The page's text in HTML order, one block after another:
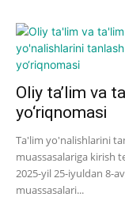
Oliy ta’lim va
yo‘riqnomasi
Ta'lim yo'nalishlarini
muassasalariga kirish
2025-yil 25-iyuldan 8-
muassasalari...